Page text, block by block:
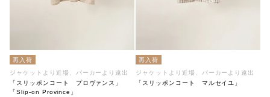
再入荷
ジャケットより近場、パーカーより遠出
「スリッポンコート プロヴァンス」
「Slip-on Province」
再入荷
ジャケットより近場、パーカーより遠出
「スリッポンコート マルセイユ」